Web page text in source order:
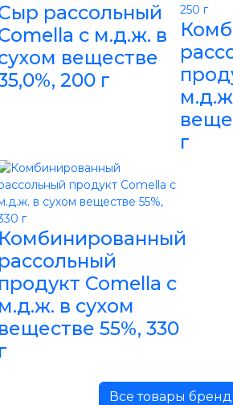
рассольный
с м.д.ж. в
веществе
200 г
г
Comella с
в сухом
55%, 330
Все товары